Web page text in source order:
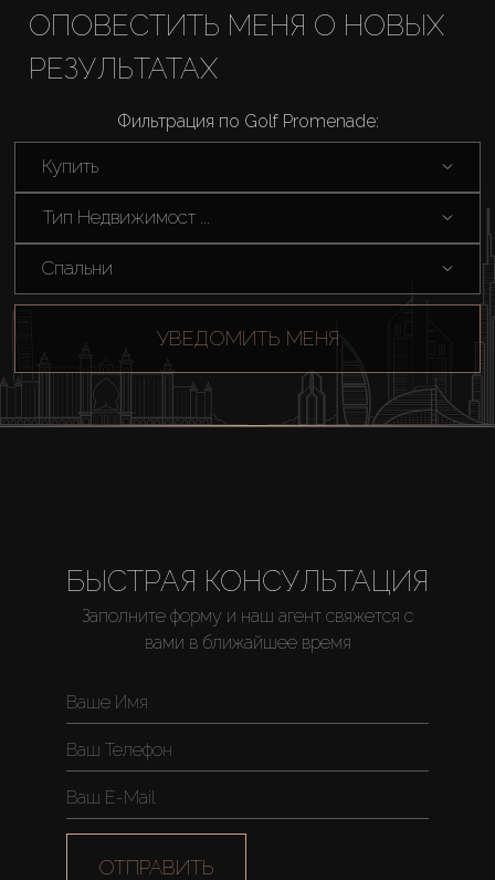
Купить
Аренда
Продажа
Новостройки
Агенты
ОПОВЕСТИТЬ МЕНЯ О НОВЫХ
РЕЗУЛЬТАТАХ
Фильтрация по Golf Promenade:
Купить
Тип Недвижимост ...
Спальни
УВЕДОМИТЬ МЕНЯ
БЫСТРАЯ КОНСУЛЬТАЦИЯ
Заполните форму и наш агент свяжется с
вами в ближайшее время
ОТПРАВИТЬ